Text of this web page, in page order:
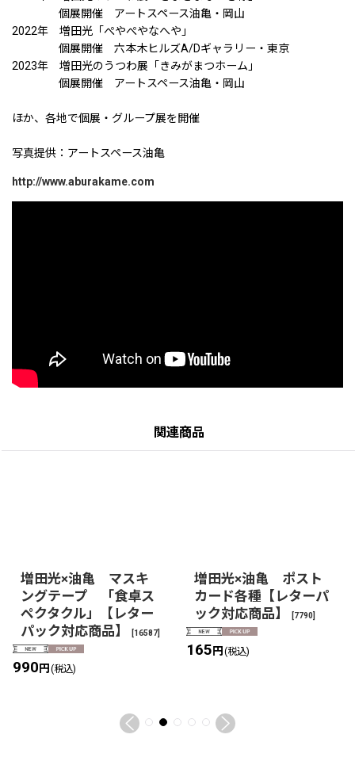
個展開催 アートスペース油亀・岡山
2022年 増田光「ぺやぺやなへや」
個展開催 六本木ヒルズA/Dギャラリー・東京
2023年 増田光のうつわ展「きみがまつホーム」
個展開催 アートスペース油亀・岡山
ほか、各地で個展・グループ展を開催
写真提供：アートスペース油亀
http://www.aburakame.com
関連商品
増田光×油亀 マスキ
ングテープ 「食卓ス
ペクタクル」【レター
パック対応商品】
[16587]
990円 (税込)
増田光×油亀 ポスト
カード各種【レターパ
ック対応商品】
[7790]
165円 (税込)